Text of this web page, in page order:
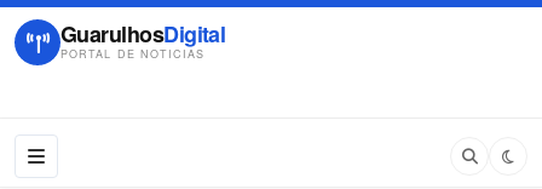
GuarulhosDigital
PORTAL DE NOTICIAS